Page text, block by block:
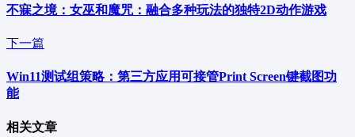
不寐之境：女巫和魔咒：融合多种玩法的独特2D动作游戏
下一篇
Win11测试组策略：第三方应用可接管Print Screen键截图功
能
相关文章